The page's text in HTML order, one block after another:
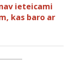
ieteicami
kas baro ar